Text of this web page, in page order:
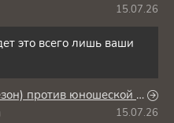
15.07.26
это всего лишь ваши
Синяя тюрьма: Блю Лок (2 сезон) против юношеской сборной Японии
15.07.26